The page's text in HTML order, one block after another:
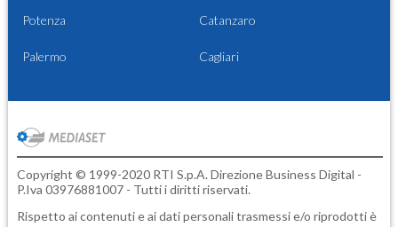
Potenza Catanzaro
Palermo Cagliari
Copyright © 1999-2020 RTI S.p.A. Direzione Business Digital -
P.Iva 03976881007 - Tutti i diritti riservati.
Rispetto ai contenuti e ai dati personali trasmessi e/o riprodotti è